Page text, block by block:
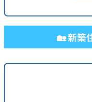
🏡 新築